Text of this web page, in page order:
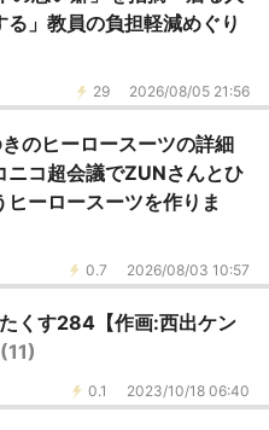
」教員の負担軽減めぐり
29 2026/08/05 21:56
のヒーロースーツの詳細
ニコ超会議でZUNさんとひ
ーロースーツを作りま
0.7 2026/08/03 10:57
くす284【作画:西出ケン
(11)
0.1 2023/10/18 06:40